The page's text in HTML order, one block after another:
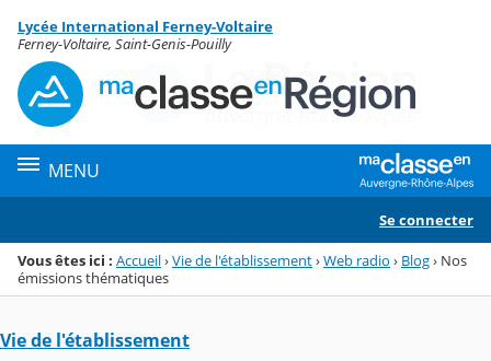
Menu de la rubrique
Contenu
Lycée International Ferney-Voltaire
Ferney-Voltaire, Saint-Genis-Pouilly
MENU
Se connecter
Vous êtes ici : Accueil›Vie de l'établissement›Web radio › Blog› Nos
émissions thématiques
Vie de l'établissement